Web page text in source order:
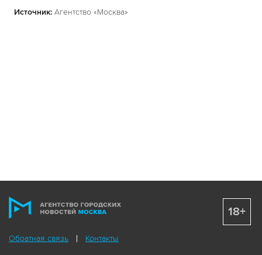
Источник: Агентство «Москва»
Обратная связь Контакты
18+